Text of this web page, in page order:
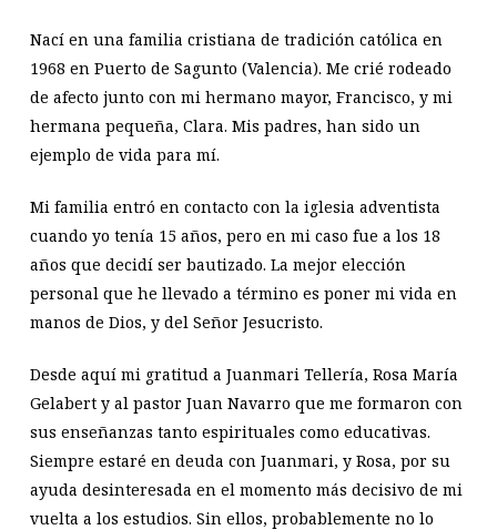
Nací en una familia cristiana de tradición católica en
1968 en Puerto de Sagunto (Valencia). Me crié rodeado
de afecto junto con mi hermano mayor, Francisco, y mi
hermana pequeña, Clara. Mis padres, han sido un
ejemplo de vida para mí.
Mi familia entró en contacto con la iglesia adventista
cuando yo tenía 15 años, pero en mi caso fue a los 18
años que decidí ser bautizado. La mejor elección
personal que he llevado a término es poner mi vida en
manos de Dios, y del Señor Jesucristo.
Desde aquí mi gratitud a Juanmari Tellería, Rosa María
Gelabert y al pastor Juan Navarro que me formaron con
sus enseñanzas tanto espirituales como educativas.
Siempre estaré en deuda con Juanmari, y Rosa, por su
ayuda desinteresada en el momento más decisivo de mi
vuelta a los estudios. Sin ellos, probablemente no lo